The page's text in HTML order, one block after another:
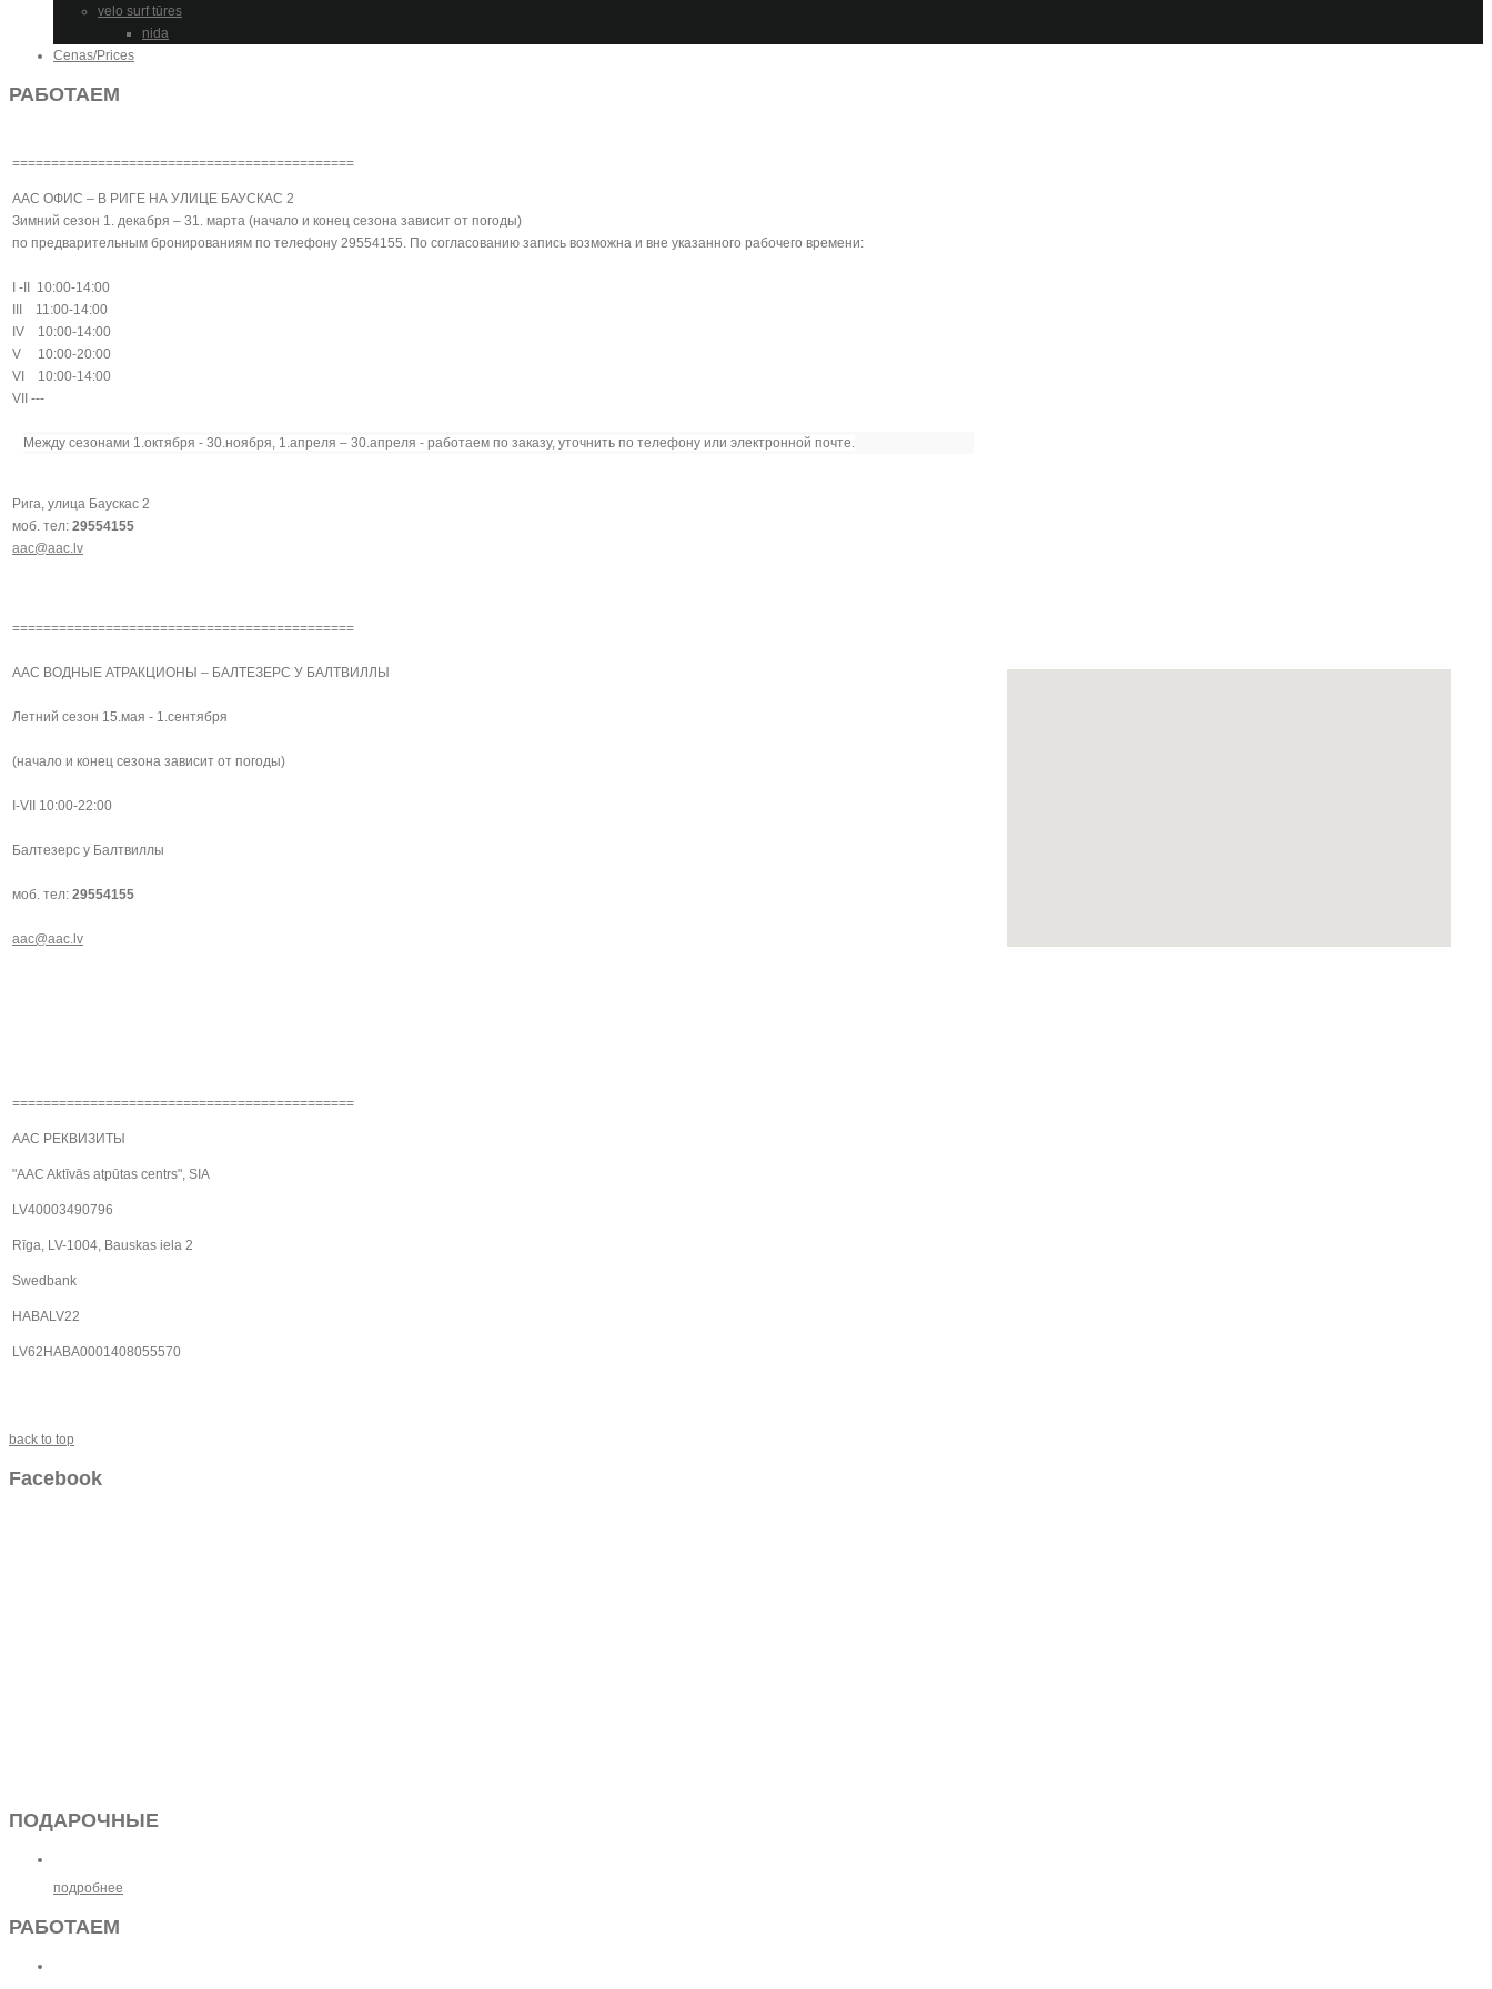
velo surf tūres
nida
Cenas/Prices
РАБОТАЕМ
============================================
AAC ОФИС – В РИГЕ НА УЛИЦЕ БАУСКАС 2
Зимний сезон 1. декабря – 31. марта (начало и конец сезона зависит от погоды)
по предварительным бронированиям по телефону 29554155. По согласованию запись возможна и вне указанного рабочего времени:
I -II 10:00-14:00
III 11:00-14:00
IV 10:00-14:00
V 10:00-20:00
VI 10:00-14:00
VII ---
Между сезонами 1.октября - 30.ноября, 1.апреля – 30.апреля - работаем по заказу, уточнить по телефону или электронной почте.
Рига, улица Баускас 2
моб. тел: 29554155
aac@aac.lv
============================================
AAC ВОДНЫЕ АТРАКЦИОНЫ – БАЛТЕЗЕРС У БАЛТВИЛЛЫ
Летний сезон 15.мая - 1.сентября
(начало и конец сезона зависит от погоды)
I-VII 10:00-22:00
Балтезерс у Балтвиллы
моб. тел: 29554155
aac@aac.lv
============================================
AAC РЕКВИЗИТЫ
"AAC Aktīvās atpūtas centrs", SIA
LV40003490796
Rīga, LV-1004, Bauskas iela 2
Swedbank
HABALV22
LV62HABA0001408055570
back to top
Facebook
ПОДАРОЧНЫЕ
подробнее
РАБОТАЕМ